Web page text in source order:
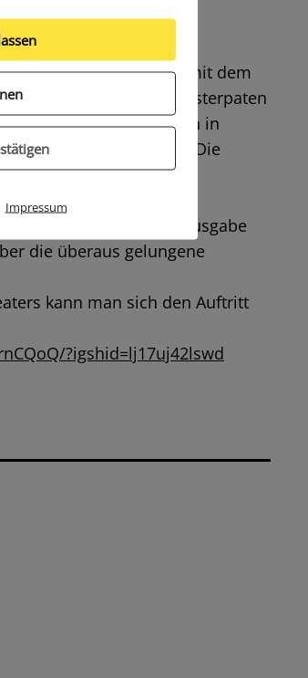
und kooperieren mit dem
Projekt von den Orchesterpaten
die Orchesterpaten in
Frau Hartleb das Lied „Die
und treten damit mit
das Projekt von
In der Samstagsausgabe
die überaus gelungene
kann man sich den Auftritt
?igshid=lj17uj42lswd
Impressum